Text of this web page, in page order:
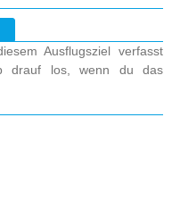
Ausflugsziel verfasst
drauf los, wenn du das